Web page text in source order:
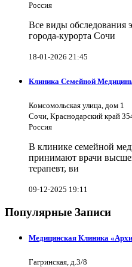
Россия
Все виды обследования
города-курорта Сочи
18-01-2026 21:45
Клиника Семейной
Комсомольская улица, дом 1
Сочи, Краснодарский край
Россия
В клинике семейной
принимают врачи
терапевт, ви
09-12-2025 19:11
Популярные Записи
Медицинская Клиника
Гагринская, д.3/8